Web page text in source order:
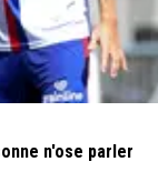
n'ose parler